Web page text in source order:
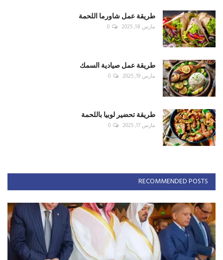
طريقة عمل شاورما اللحمة
مارس 18, 2025 0
طريقة عمل صيادية السمك
مارس 19, 2025 0
طريقة تحضير لوبيا باللحمة
مارس 17, 2025 0
RECOMMENDED POSTS